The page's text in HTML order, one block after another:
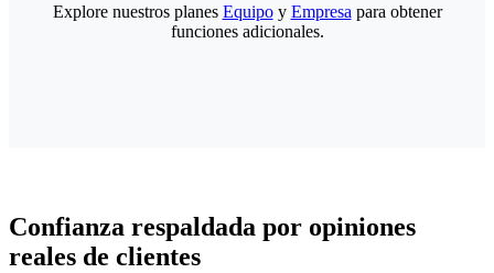
Explore nuestros planes Equipoy Empresa para obtener
funciones adicionales.
Confianza respaldada por opiniones
reales de clientes